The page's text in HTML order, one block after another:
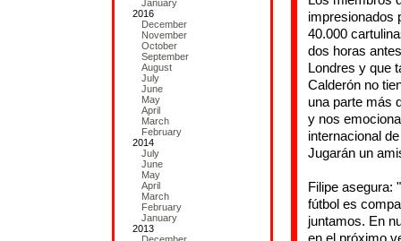
January
2016
December
November
October
September
August
July
June
May
April
March
February
2014
July
June
May
April
March
February
January
2013
impresionados
40.000
dos horas
Londres y que
Calderón no
una parte más
y nos
internacional
Jugarán un
Filipe asegura:
fútbol es
juntamos. En
en el próximo